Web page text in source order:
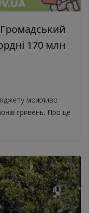
170 млн
можливо
гривень. Про це